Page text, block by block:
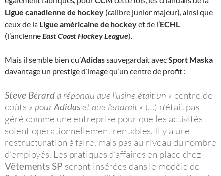
Ligue canadienne de hockey (calibre junior majeur), ainsi que
ceux de la Ligue américaine de hockeyet de l’ECHL
(l’ancienneEast Coast Hockey League).
Mais il semble bien qu’Adidassauvegardait avecSport Maska
davantage un prestige d’image qu’un centre de profit :
Steve Bérarda répondu que l’usine était un « centre de
coûts » pourAdidaset que l’endroit « (…) n’était pas
géré comme une entreprise pour que les activités
soient opérationnellement rentables. Il y a une
restructuration à faire, mais pas au niveau du nombre
d’employés. Les pratiques d’affaires en place chez
Vêtements SP seront insérées dans le modèle de